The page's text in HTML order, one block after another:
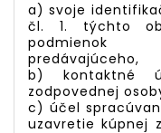
a) svoje
čl. 1. týchto
podmienok
predávajúceho,
b) kontaktné
zodpovednej
c) účel
uzavretie kúpnej